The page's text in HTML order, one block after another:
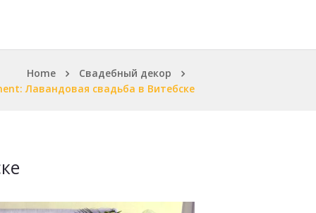
Home
Свадебный декор
Лавандовая свадьба в Витебске